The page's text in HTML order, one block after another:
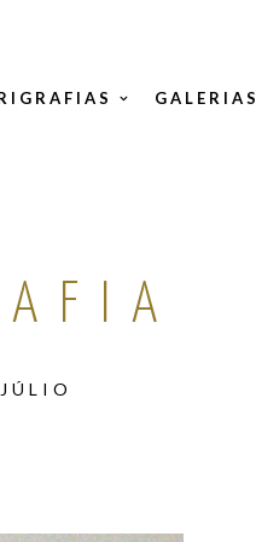
GALERIAS